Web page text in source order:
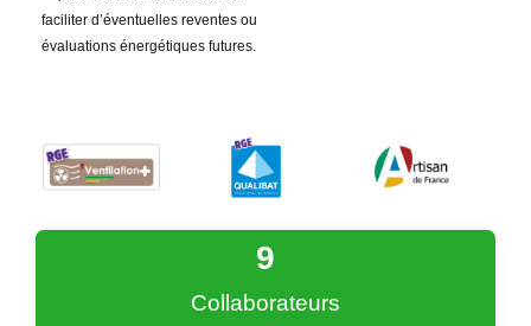
faciliter d’éventuelles reventes ou
évaluations énergétiques futures.
Collaborateurs
9